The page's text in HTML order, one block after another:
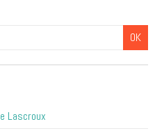
OK
Lascroux